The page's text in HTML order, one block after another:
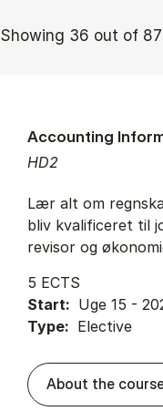
Showing 36 out of
HD2
Accounting
Lær alt om
bliv kvalificeret til
revisor og
5 ECTS
Start: Uge 15 -
Type: Elective
About the